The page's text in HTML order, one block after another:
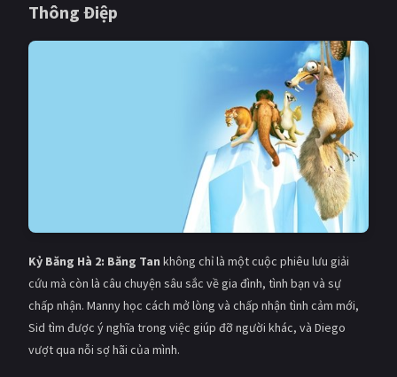
Thông Điệp
Kỷ Băng Hà 2: Băng Tan không chỉ là một cuộc phiêu lưu giải
cứu mà còn là câu chuyện sâu sắc về gia đình, tình bạn và sự
chấp nhận. Manny học cách mở lòng và chấp nhận tình cảm mới,
Sid tìm được ý nghĩa trong việc giúp đỡ người khác, và Diego
vượt qua nỗi sợ hãi của mình.